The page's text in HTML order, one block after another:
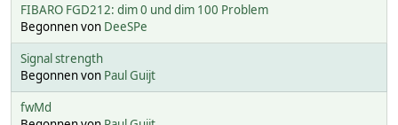
FIBARO FGD212: dim 0 und dim 100 Problem
Begonnen von DeeSPe
Signal strength
Begonnen von Paul Guijt
fwMd